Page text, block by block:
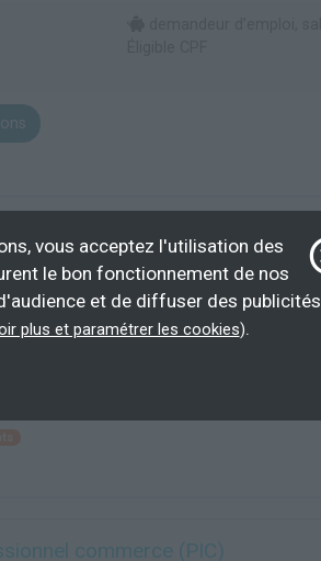
de l'éducation
commerce (PIC)
vous acceptez l'utilisation des
le bon fonctionnement de nos
et de diffuser des publicités
plus et paramétrer les cookies).